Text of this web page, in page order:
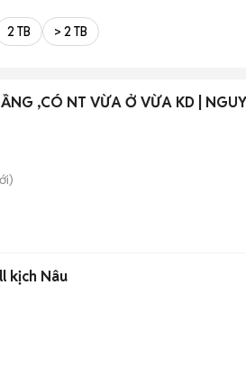
2 TB > 2 TB
| 4 TẦNG ,CÓ NT VỪA Ở VỪA KD |
kịch Nâu